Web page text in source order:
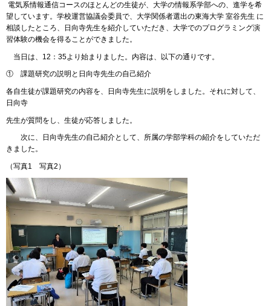
電気系情報通信コースのほとんどの生徒が、大学の情報系学部への、進学を希
望しています。学校運営協議会委員で、大学関係者選出の東海大学 室谷先生 に
相談したところ、日向寺先生を紹介していただき、大学でのプログラミング演
習体験の機会を得ることができました。
当日は、12：35より始まりました。内容は、以下の通りです。
① 課題研究の説明と日向寺先生の自己紹介
各自生徒が課題研究の内容を、日向寺先生に説明をしました。それに対して、
日向寺
先生が質問をし、生徒が応答しました。
次に、日向寺先生の自己紹介として、所属の学部学科の紹介をしていただ
きました。
（写真1 写真2）